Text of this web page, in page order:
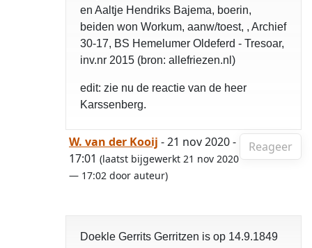
en Aaltje Hendriks Bajema, boerin,
beiden won Workum, aanw/toest, , Archief
30-17, BS Hemelumer Oldeferd - Tresoar,
inv.nr 2015 (bron: allefriezen.nl)
edit: zie nu de reactie van de heer
Karssenberg.
Reageer
W. van der Kooij - 21 nov 2020 -
17:01 (laatst bijgewerkt 21 nov 2020
— 17:02 door auteur)
Doekle Gerrits Gerritzen is op 14.9.1849